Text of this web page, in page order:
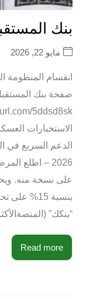
بنك
مايو 22, 2026
انقسام المنظومة
صفحة بنك
الاستخبارات
2026 – اطلع
على نسخة منه.
بنسبة 15%
“بنكك”
Read more